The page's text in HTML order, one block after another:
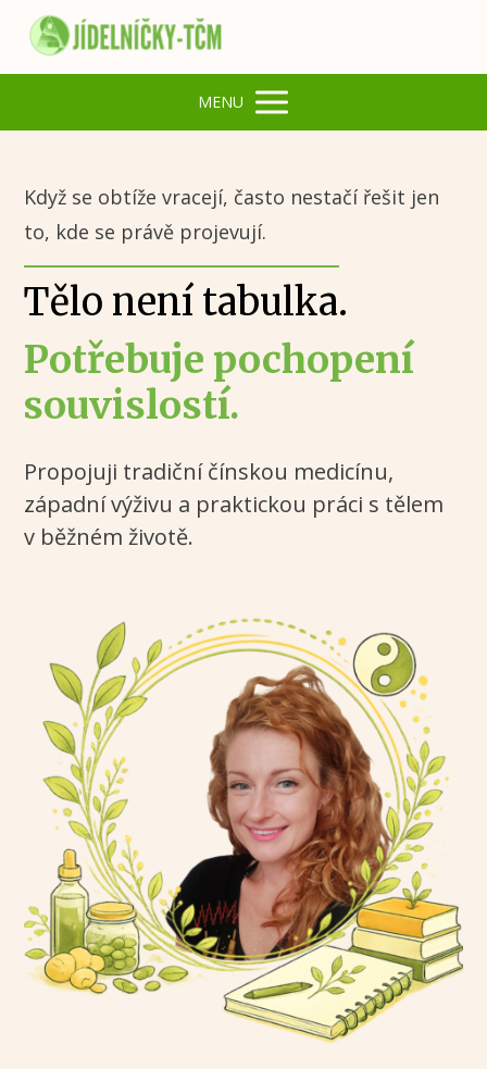
MENU
Když se obtíže vracejí, často nestačí řešit jen
to, kde se právě projevují.
Tělo není tabulka.
Potřebuje pochopení
souvislostí.
Propojuji tradiční čínskou medicínu,
západní výživu a praktickou práci s tělem
v běžném životě.